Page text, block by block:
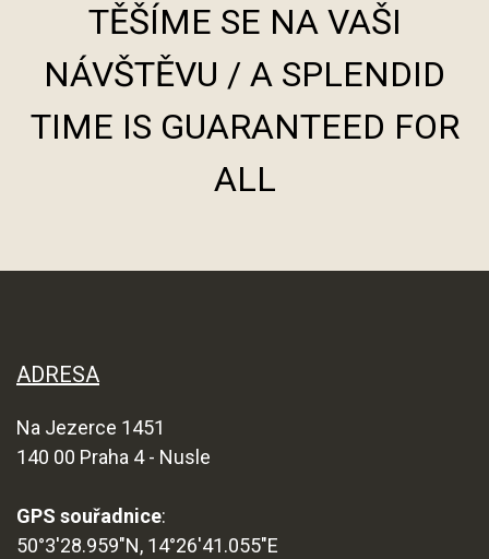
TĚŠÍME SE NA VAŠI
NÁVŠTĚVU / A SPLENDID
TIME IS GUARANTEED FOR
ALL
ADRESA
Na Jezerce 1451
140 00 Praha 4 - Nusle
GPS souřadnice:
50°3'28.959"N, 14°26'41.055"E